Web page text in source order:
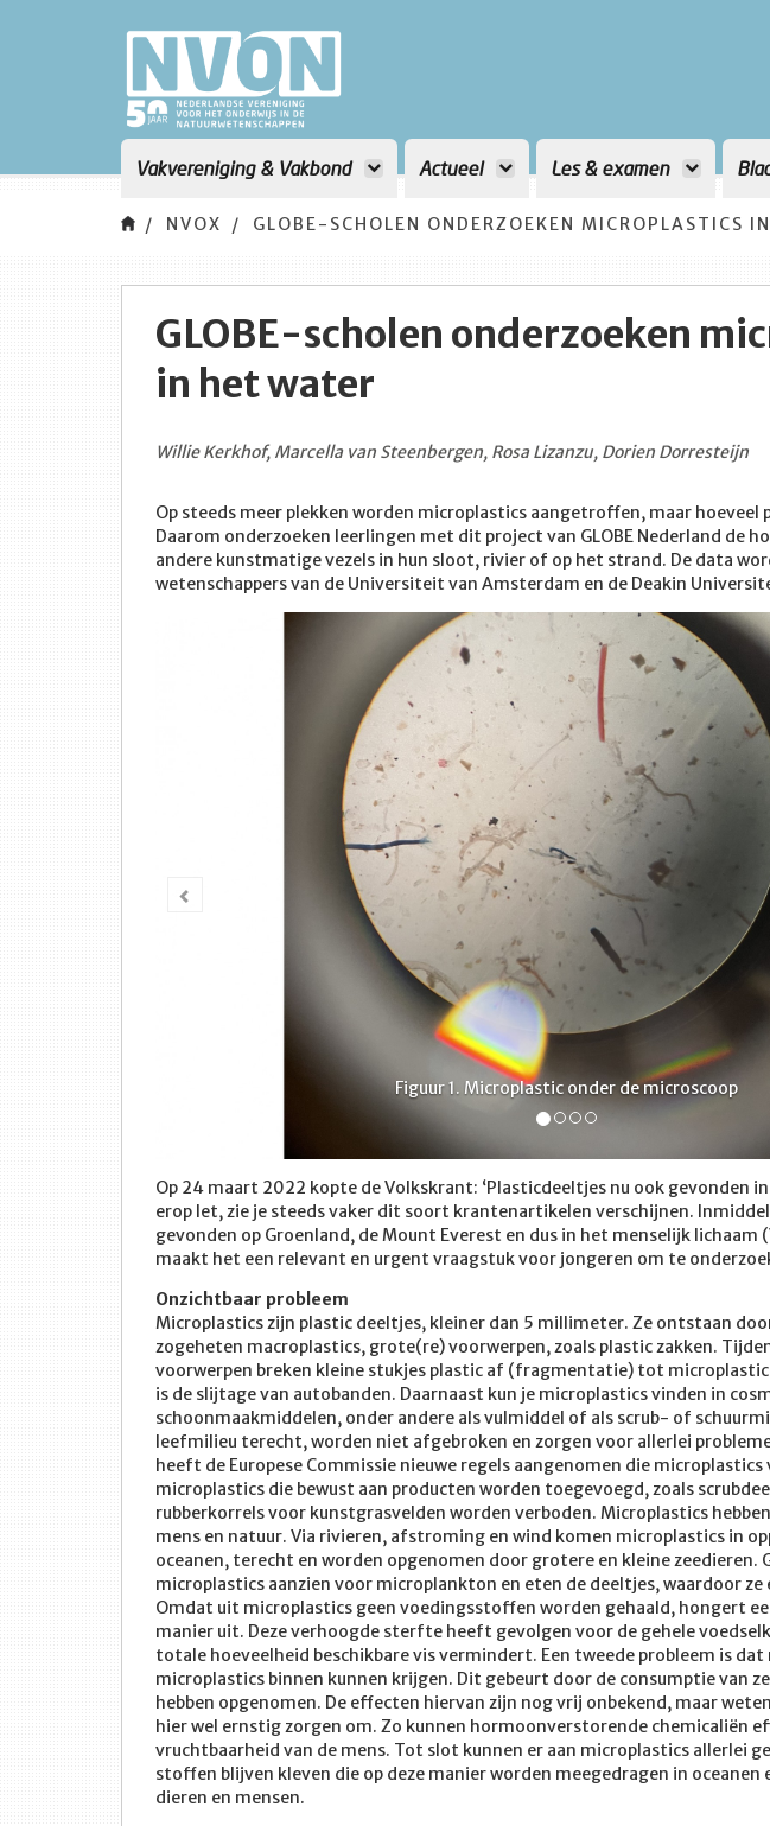
Vakvereniging & Vakbond Actueel Les & examen
NVOX GLOBE-SCHOLEN ONDERZOEKEN MICROPLASTICS
GLOBE-scholen onderzoeken
in het water
Willie Kerkhof, Marcella van Steenbergen, Rosa Lizanzu, Dorien Dorresteijn
Op steeds meer plekken worden microplastics aangetroffen, maar hoeveel
Daarom onderzoeken leerlingen met dit project van GLOBE Nederland de
andere kunstmatige vezels in hun sloot, rivier of op het strand. De data
wetenschappers van de Universiteit van Amsterdam en de Deakin
Figuur 2. Leerlingen van Helen Parkhurst
Vorige
Op 24 maart 2022 kopte de Volkskrant: ‘Plasticdeeltjes nu ook gevonden in
erop let, zie je steeds vaker dit soort krantenartikelen verschijnen.
gevonden op Groenland, de Mount Everest en dus in het menselijk lichaam
maakt het een relevant en urgent vraagstuk voor jongeren om te
Onzichtbaar probleem
Microplastics zijn plastic deeltjes, kleiner dan 5 millimeter. Ze ontstaan
zogeheten macroplastics, grote(re) voorwerpen, zoals plastic zakken.
voorwerpen breken kleine stukjes plastic af (fragmentatie) tot
is de slijtage van autobanden. Daarnaast kun je microplastics vinden in
schoonmaakmiddelen, onder andere als vulmiddel of als scrub- of
leefmilieu terecht, worden niet afgebroken en zorgen voor allerlei
heeft de Europese Commissie nieuwe regels aangenomen die
microplastics die bewust aan producten worden toegevoegd, zoals
rubberkorrels voor kunstgrasvelden worden verboden. Microplastics
mens en natuur. Via rivieren, afstroming en wind komen microplastics in
oceanen, terecht en worden opgenomen door grotere en kleine zeedieren.
microplastics aanzien voor microplankton en eten de deeltjes, waardoor ze
Omdat uit microplastics geen voedingsstoffen worden gehaald, hongert
manier uit. Deze verhoogde sterfte heeft gevolgen voor de gehele
totale hoeveelheid beschikbare vis vermindert. Een tweede probleem is dat
microplastics binnen kunnen krijgen. Dit gebeurt door de consumptie van
hebben opgenomen. De effecten hiervan zijn nog vrij onbekend, maar
hier wel ernstig zorgen om. Zo kunnen hormoonverstorende chemicaliën
vruchtbaarheid van de mens. Tot slot kunnen er aan microplastics allerlei
stoffen blijven kleven die op deze manier worden meegedragen in oceanen
dieren en mensen.